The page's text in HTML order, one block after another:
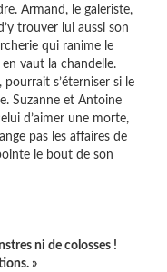
Armand, le galeriste,
trouver lui aussi son
qui ranime le
vaut la chandelle.
s’éterniser si le
Suzanne et Antoine
d’aimer une morte,
pas les affaires de
le bout de son
ni de colosses !
»